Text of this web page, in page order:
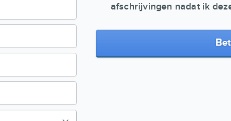
afschrijvingen nadat ik